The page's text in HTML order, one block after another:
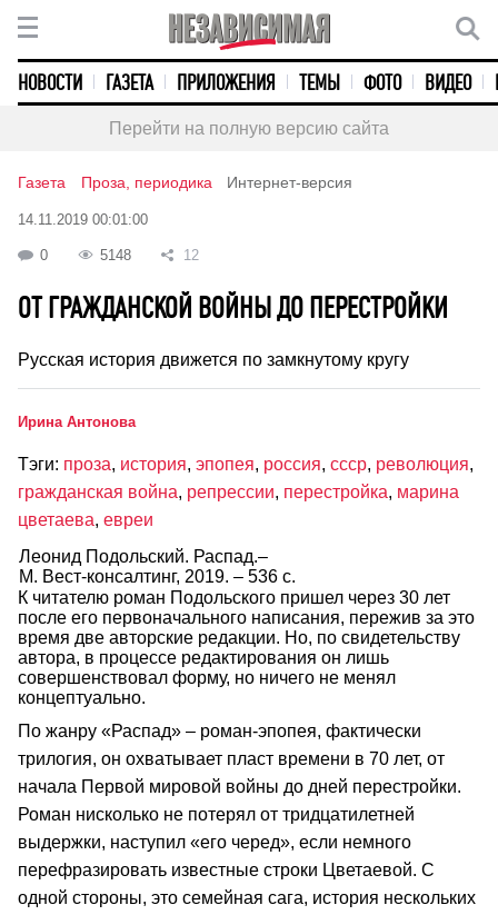
НОВОСТИ ГАЗЕТА ПРИЛОЖЕНИЯ ТЕМЫ ФОТО ВИДЕО
Перейти на полную версию сайта
Газета Проза, периодика Интернет-версия
14.11.2019 00:01:00
0 5148 12
ОТ ГРАЖДАНСКОЙ ВОЙНЫ ДО ПЕРЕСТРОЙКИ
Русская история движется по замкнутому кругу
Ирина Антонова
Тэги: проза, история, эпопея, россия, ссср, революция,
гражданская война, репрессии, перестройка, марина
цветаева, евреи
Леонид Подольский. Распад.–
М. Вест‑консалтинг, 2019. – 536 с.
К читателю роман Подольского пришел через 30 лет
после его первоначального написания, пережив за это
время две авторские редакции. Но, по свидетельству
автора, в процессе редактирования он лишь
совершенствовал форму, но ничего не менял
концептуально.
По жанру «Распад» – роман‑эпопея, фактически
трилогия, он охватывает пласт времени в 70 лет, от
начала Первой мировой войны до дней перестройки.
Роман нисколько не потерял от тридцатилетней
выдержки, наступил «его черед», если немного
перефразировать известные строки Цветаевой. С
одной стороны, это семейная сага, история нескольких